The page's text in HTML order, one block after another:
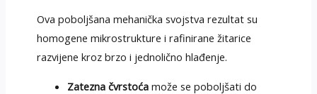
Ova poboljšana mehanička svojstva rezultat su
homogene mikrostrukture i rafinirane žitarice
razvijene kroz brzo i jednolično hlađenje.
Zatezna čvrstoća može se poboljšati do